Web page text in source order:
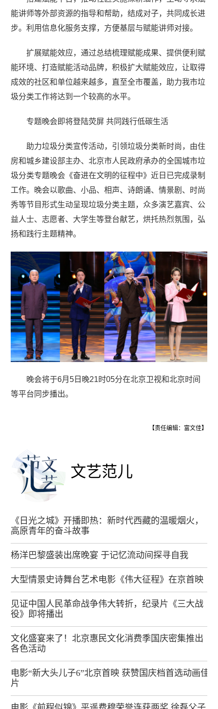
能讲师等外部资源的指导和帮助，结成对子，共同成长进
步。利用信息化服务支撑，方便基层与赋能讲师对接。
扩展赋能效应，通过总结梳理赋能成果、提供便利赋
能环境、打造赋能活动品牌，积极扩大赋能效应，让取得
成效的社区和单位越来越多，直至全市覆盖，助力我市垃
圾分类工作将达到一个较高的水平。
专题晚会即将登陆荧屏 共同践行低碳生活
助力垃圾分类宣传活动，引领垃圾分类新时尚，由住
房和城乡建设部主办、北京市人民政府承办的全国城市垃
圾分类专题晚会《奋进在文明的征程中》近日已完成录制
工作。晚会以歌曲、小品、相声、诗朗诵、情景剧、时尚
秀等节目形式生动呈现垃圾分类主题，众多演艺嘉宾、公
益人士、志愿者、大学生等登台献艺，烘托热烈氛围，弘
扬和践行主题精神。
晚会将于6月5日晚21时05分在北京卫视和北京时间
等平台同步播出。
【责任编辑：富文佳】
文艺范儿
《日光之城》开播即热：新时代西藏的温暖烟火，
高原青年的奋斗故事
杨洋巴黎盛装出席晚宴 于记忆流动间探寻自我
大型情景史诗舞台艺术电影《伟大征程》在京首映
见证中国人民革命战争伟大转折，纪录片《三大战
役》即将播出
文化盛宴来了！北京惠民文化消费季国庆密集推出
各色活动
电影“新大头儿子6”北京首映 获赞国庆档首选动画佳
片